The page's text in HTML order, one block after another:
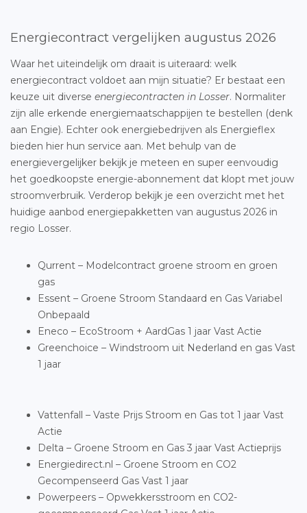
Energiecontract vergelijken augustus 2026
Waar het uiteindelijk om draait is uiteraard: welk
energiecontract voldoet aan mijn situatie? Er bestaat een
keuze uit diverse energiecontracten in Losser. Normaliter
zijn alle erkende energiemaatschappijen te bestellen (denk
aan Engie). Echter ook energiebedrijven als Energieflex
bieden hier hun service aan. Met behulp van de
energievergelijker bekijk je meteen en super eenvoudig
het goedkoopste energie-abonnement dat klopt met jouw
stroomverbruik. Verderop bekijk je een overzicht met het
huidige aanbod energiepakketten van augustus 2026 in
regio Losser.
Qurrent – Modelcontract groene stroom en groen
gas
Essent – Groene Stroom Standaard en Gas Variabel
Onbepaald
Eneco – EcoStroom + AardGas 1 jaar Vast Actie
Greenchoice – Windstroom uit Nederland en gas Vast
1 jaar
Vattenfall – Vaste Prijs Stroom en Gas tot 1 jaar Vast
Actie
Delta – Groene Stroom en Gas 3 jaar Vast Actieprijs
Energiedirect.nl – Groene Stroom en CO2
Gecompenseerd Gas Vast 1 jaar
Powerpeers – Opwekkersstroom en CO2-